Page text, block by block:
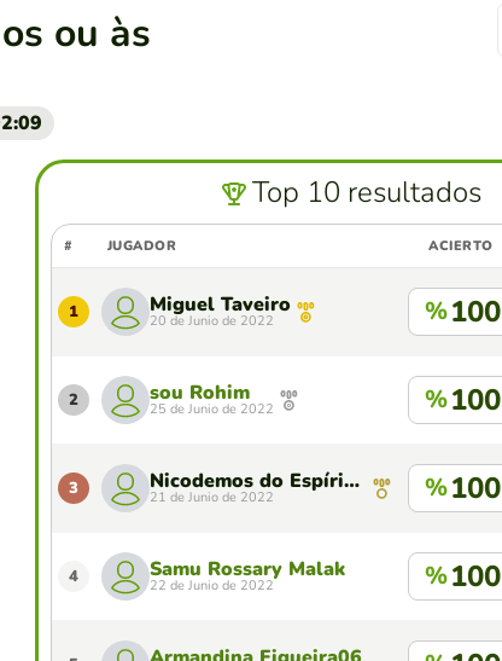
ou às
Top 10 resultados
# JUGADOR ACIERTO
1 Miguel Taveiro
20 de Junio de 2022 %100
2 sou Rohim
25 de Junio de 2022 %100
3 Nicodemos do Espírito Santo
21 de Junio de 2022 %100
4 Samu Rossary Malak
22 de Junio de 2022 %100